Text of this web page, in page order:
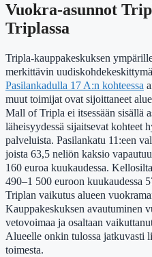
Vuokra-asunnot
Triplassa
Tripla-kauppakeskuksen
merkittävin
Pasilankadulla 17 A:n kohteessa
muut toimijat ovat sijoittaneet
Mall of Tripla ei itsessään sisällä
läheisyydessä sijaitsevat kohteet
palveluista. Pasilankatu 11:een
joista 63,5 neliön kaksio
160 euroa kuukaudessa.
490–1 500 euroon kuukaudessa
Triplan vaikutus alueen
Kauppakeskuksen avautuminen
vetovoimaa ja osaltaan
Alueelle onkin tulossa jatkuvasti
toimesta.